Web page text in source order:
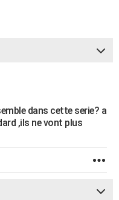
dans cette serie? a
,ils ne vont plus